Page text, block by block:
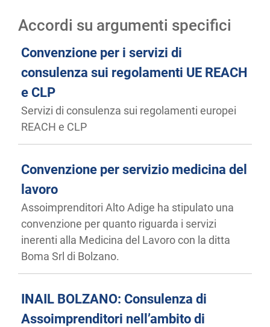
Accordi su argumenti specifici
Convenzione per i servizi di
consulenza sui regolamenti UE REACH
e CLP
Servizi di consulenza sui regolamenti europei
REACH e CLP
Convenzione per servizio medicina del
lavoro
Assoimprenditori Alto Adige ha stipulato una
convenzione per quanto riguarda i servizi
inerenti alla Medicina del Lavoro con la ditta
Boma Srl di Bolzano.
INAIL BOLZANO: Consulenza di
Assoimprenditori nell’ambito di